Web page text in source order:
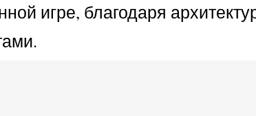
игре, благодаря